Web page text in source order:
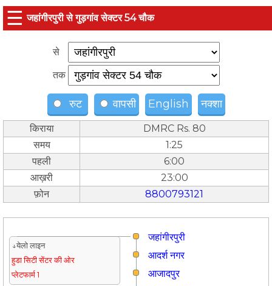
☰ जहांगीरपुरी से गुड़गांव सेक्टर 54 चौक
से
तक
रुट वापसी English नक्शा
किराया
DMRC Rs. 80
समय
1:25
पहली
6:00
आख़री
23:00
फ़ोन
8800793121
जहांगीरपुरी
↓येलो लाइन
हुडा सिटी सेंटर की ओर
प्लेटफार्म 1
आदर्श नगर
आजादपुर